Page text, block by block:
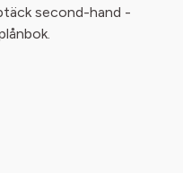
second-hand -